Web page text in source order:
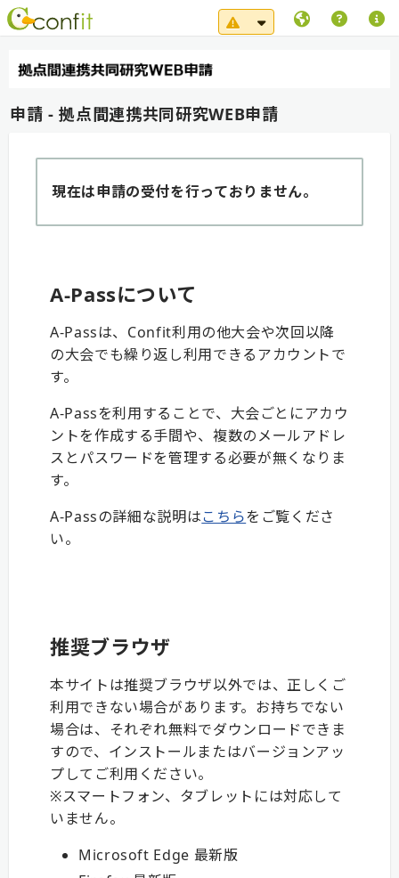
システムメンテナンス
申請 - 拠点間連携共同研究WEB申請
現在は申請の受付を行っておりません。
A-Passについて
A-Passは、Confit利用の他大会や次回以降
の大会でも繰り返し利用できるアカウントで
す。
A-Passを利用することで、大会ごとにアカウ
ントを作成する手間や、複数のメールアドレ
スとパスワードを管理する必要が無くなりま
す。
A-Passの詳細な説明はこちらをご覧くださ
い。
推奨ブラウザ
本サイトは推奨ブラウザ以外では、正しくご
利用できない場合があります。お持ちでない
場合は、それぞれ無料でダウンロードできま
すので、インストールまたはバージョンアッ
プしてご利用ください。
※スマートフォン、タブレットには対応して
いません。
Microsoft Edge 最新版